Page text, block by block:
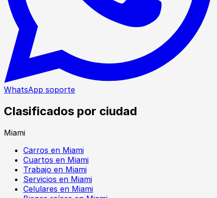
WhatsApp soporte
Clasificados por ciudad
Miami
Carros en Miami
Cuartos en Miami
Trabajo en Miami
Servicios en Miami
Celulares en Miami